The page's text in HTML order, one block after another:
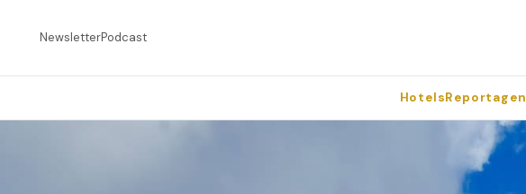
NewsletterPodcast
HotelsReportagen